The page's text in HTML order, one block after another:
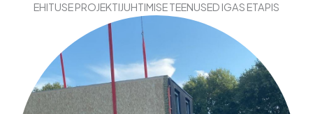
EHITUSE PROJEKTIJUHTIMISE TEENUSED IGAS ETAPIS